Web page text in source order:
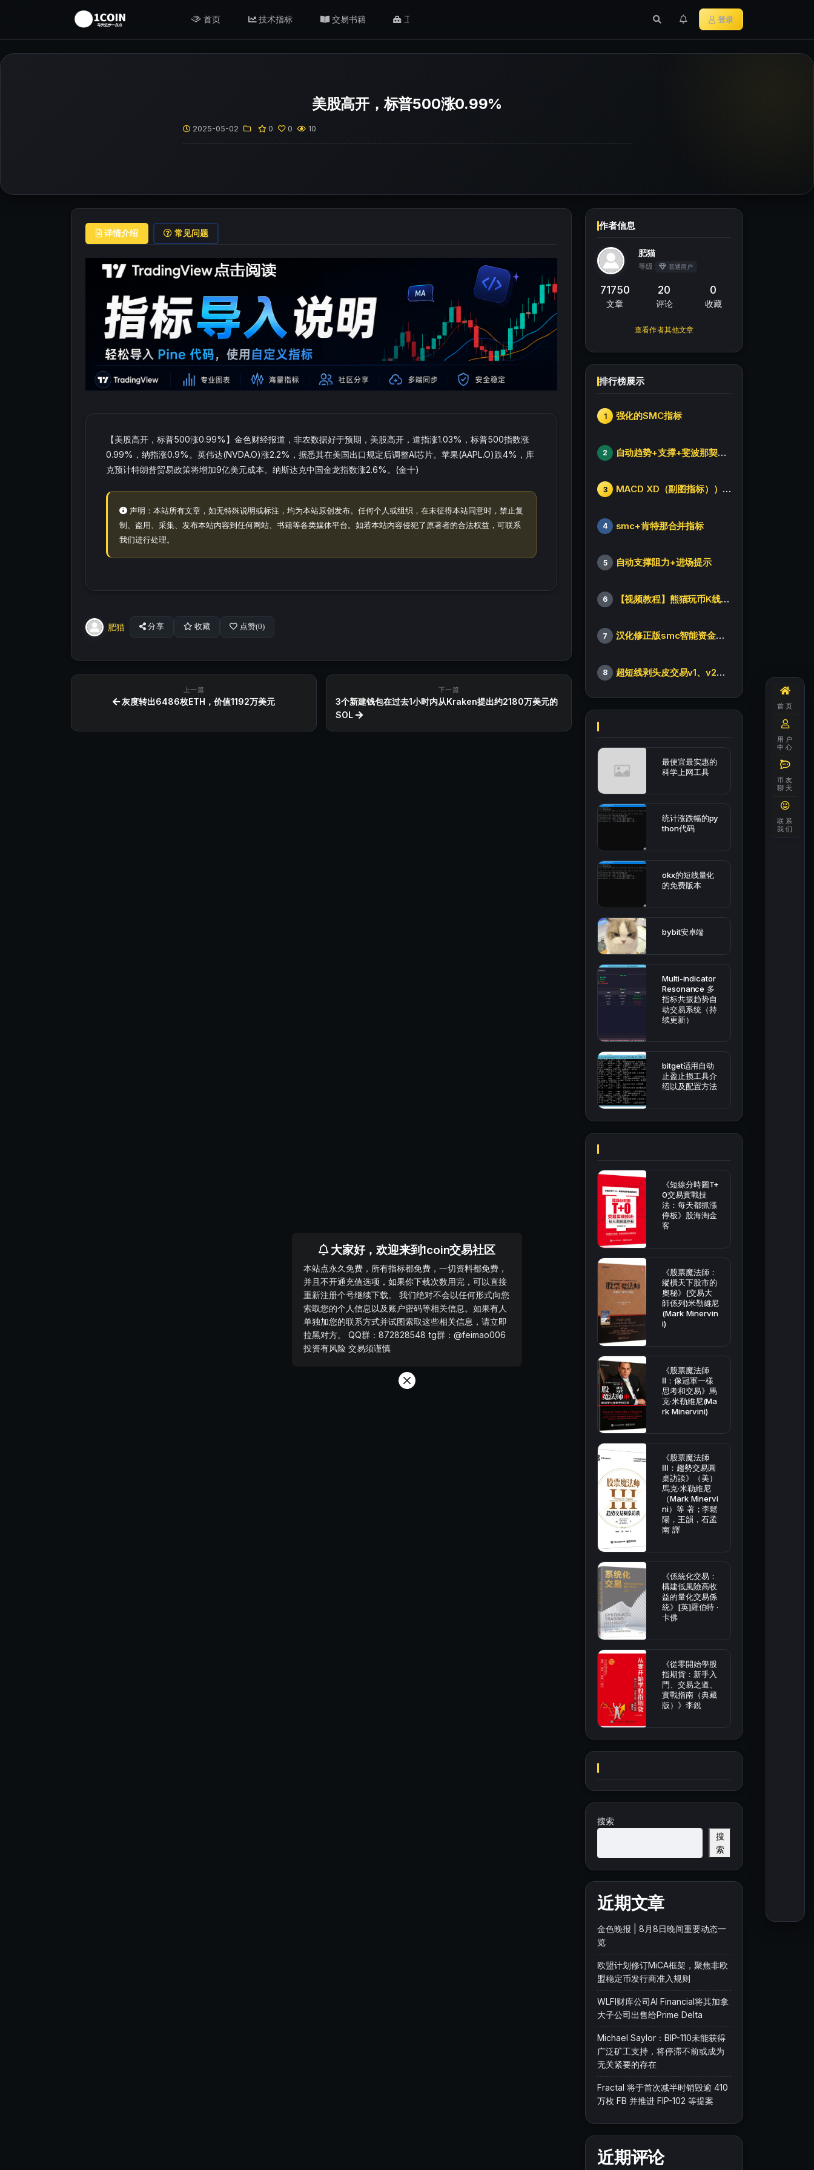
首页 技术指标 交易书籍 工具/返佣 登录
美股高开，标普500涨0.99%
2025-05-02 0 0 10
详情介绍 常见问题
【美股高开，标普500涨0.99%】金色财经报道，非农数据好于预期，美股高开，道指涨1.03%，标普500指数涨
0.99%，纳指涨0.9%。英伟达(NVDA.O)涨2.2%，据悉其在美国出口规定后调整AI芯片。苹果(AAPL.O)跌4%，库
克预计特朗普贸易政策将增加9亿美元成本。纳斯达克中国金龙指数涨2.6%。(金十)
声明：本站所有文章，如无特殊说明或标注，均为本站原创发布。任何个人或组织，在未征得本站同意时，禁止复
制、盗用、采集、发布本站内容到任何网站、书籍等各类媒体平台。如若本站内容侵犯了原著者的合法权益，可联系
我们进行处理。
肥猫 分享 收藏 点赞(0)
上一篇
灰度转出6486枚ETH，价值1192万美元
下一篇
3个新建钱包在过去1小时内从Kraken提出约2180万美元的
SOL
作者信息
肥猫
等级 普通用户
71750
文章
20
评论
0
收藏
查看作者其他文章
排行榜展示
1 强化的SMC指标
2 自动趋势+支撑+斐波那契+箱体
3 MACD XD（副图指标））修改版
4 smc+肯特那合并指标
5 自动支撑阻力+进场提示
6 【视频教程】熊猫玩币K线后的秘密（全集）
7 汉化修正版smc智能资金订单指标
8 超短线剥头皮交易v1、v2版本
最便宜最实惠的
科学上网工具
统计涨跌幅的py
thon代码
okx的短线量化
的免费版本
bybit安卓端
Multi-indicator
Resonance 多
指标共振趋势自
动交易系统（持
续更新）
bitget适用自动
止盈止损工具介
绍以及配置方法
《短線分時圖T+
0交易實戰技
法：每天都抓漲
停板》股海淘金
客
《股票魔法師：
縱橫天下股市的
奧秘》(交易大
師係列)米勒維尼
(Mark Minervin
i)
《股票魔法師
Ⅱ：像冠軍一樣
思考和交易》馬
克·米勒維尼(Ma
rk Minervini)
《股票魔法師
Ⅲ：趨勢交易圓
桌訪談》（美）
馬克·米勒維尼
（Mark Minervi
ni）等 著；李鬆
陽，王韻，石孟
南 譯
《係統化交易：
構建低風險高收
益的量化交易係
統》[英]羅伯特 ·
卡佛
《從零開始學股
指期貨：新手入
門、交易之道、
實戰指南（典藏
版）》李銳
搜索
搜
索
近期文章
金色晚报 | 8月8日晚间重要动态一
览
欧盟计划修订MiCA框架，聚焦非欧
盟稳定币发行商准入规则
WLFI财库公司AI Financial将其加拿
大子公司出售给Prime Delta
Michael Saylor：BIP-110未能获得
广泛矿工支持，将停滞不前或成为
无关紧要的存在
Fractal 将于首次减半时销毁逾 410
万枚 FB 并推进 FIP-102 等提案
近期评论
首页
用户
中心
币友
聊天
联系
我们
大家好，欢迎来到1coin交易社区
本站点永久免费，所有指标都免费，一切资料都免费，
并且不开通充值选项，如果你下载次数用完，可以直接
重新注册个号继续下载。 我们绝对不会以任何形式向您
索取您的个人信息以及账户密码等相关信息。如果有人
单独加您的联系方式并试图索取这些相关信息，请立即
拉黑对方。 QQ群：872828548 tg群：@feimao006
投资有风险 交易须谨慎